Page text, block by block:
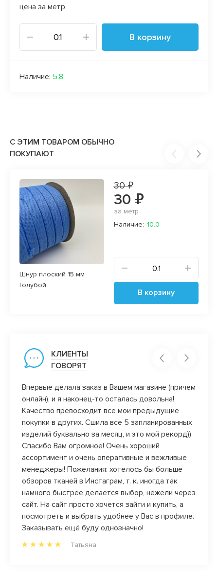
цена за метр
В корзину
Наличие: 5.8
С ЭТИМ ТОВАРОМ ОБЫЧНО
ПОКУПАЮТ
Шнур плоский 15 мм
Голубой
30 ₽
30 ₽
за метр
Наличие: 10.0
В корзину
КЛИЕНТЫ
ГОВОРЯТ
Впервые делала заказ в Вашем магазине (причем
онлайн), и я наконец-то осталась довольна!
Качество превосходит все мои предыдущие
покупки в других. Сшила все 5 запланированных
изделий буквально за месяц, и это мой рекорд))
Спасибо Вам огромное! Очень хороший
ассортимент и очень оперативные и вежливые
менеджеры! Пожелания: хотелось бы больше
обзоров тканей в Инстаграм, т. к. иногда так
намного быстрее делается выбор, нежели через
сайт. На сайт просто хочется зайти и купить, а
посмотреть и выбрать удобнее у Вас в профиле.
Заказывать ещё буду однозначно!
Татьяна